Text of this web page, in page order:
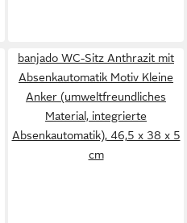
banjado WC-Sitz Anthrazit mit
Absenkautomatik Motiv Kleine
Anker (umweltfreundliches
Material, integrierte
Absenkautomatik), 46,5 x 38 x 5
cm